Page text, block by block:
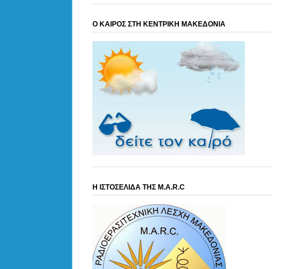
Ο ΚΑΙΡΟΣ ΣΤΗ ΚΕΝΤΡΙΚΗ ΜΑΚΕΔΟΝΙΑ
Η ΙΣΤΟΣΕΛΙΔΑ ΤΗΣ M.A.R.C